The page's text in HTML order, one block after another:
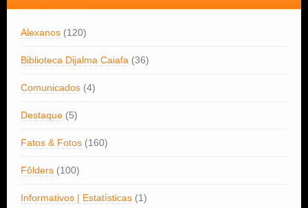
Alexanos (120)
Biblioteca Dijalma Caiafa (36)
Comunicados (4)
Destaque (5)
Fatos & Fotos (160)
Fôlders (100)
Informativos | Estatísticas (1)